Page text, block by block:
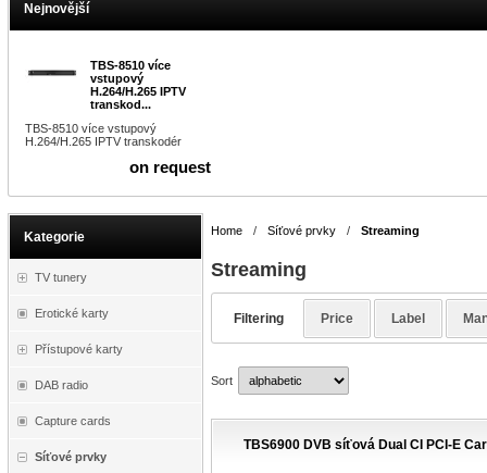
Nejnovější
TBS-8510 více
vstupový
H.264/H.265 IPTV
transkod...
TBS-8510 více vstupový
H.264/H.265 IPTV transkodér
on request
Kategorie
TV tunery
Erotické karty
Přístupové karty
DAB radio
Capture cards
Síťové prvky
Home / Síťové prvky / Streaming
Streaming
Filtering Price Label
Sort
TBS6900 DVB síťová Dual CI PCI-E